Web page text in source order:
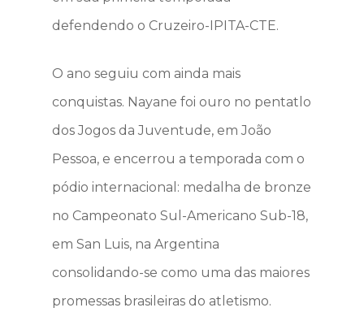
defendendo o Cruzeiro-IPITA-CTE.
O ano seguiu com ainda mais
conquistas. Nayane foi ouro no pentatlo
dos Jogos da Juventude, em João
Pessoa, e encerrou a temporada com o
pódio internacional: medalha de bronze
no Campeonato Sul-Americano Sub-18,
em San Luis, na Argentina
consolidando-se como uma das maiores
promessas brasileiras do atletismo.